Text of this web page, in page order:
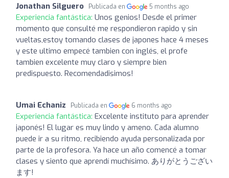
Jonathan Silguero Publicada en 5 months ago
Experiencia fantástica: Unos genios! Desde el primer
momento que consulté me respondieron rapido y sin
vueltas,estoy tomando clases de japones hace 4 meses
y este ultimo empecé tambien con inglés, el profe
tambien excelente muy claro y siempre bien
predispuesto. Recomendadisimos!
Umai Echaniz Publicada en 6 months ago
Experiencia fantástica: Excelente instituto para aprender
japonés! El lugar es muy lindo y ameno. Cada alumno
puede ir a su ritmo, recibiendo ayuda personalizada por
parte de la profesora. Ya hace un año comencé a tomar
clases y siento que aprendí muchísimo. ありがとうござい
ます!